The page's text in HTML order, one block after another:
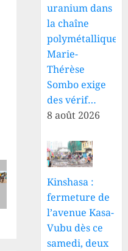
uranium dans
la chaîne
polymétallique,
Marie-
Thérèse
Sombo exige
des vérif…
8 août 2026
Kinshasa :
fermeture de
l’avenue Kasa-
Vubu dès ce
samedi, deux